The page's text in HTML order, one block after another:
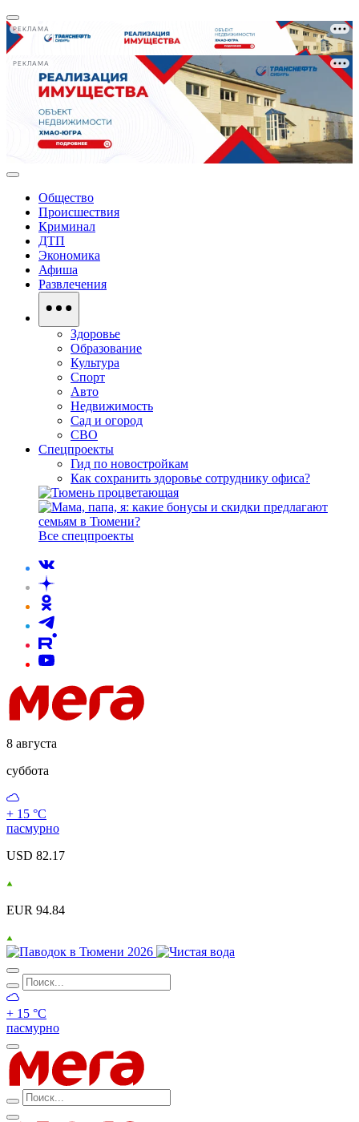
РЕКЛАМА
РЕКЛАМА
Общество
Происшествия
Криминал
ДТП
Экономика
Афиша
Развлечения
Здоровье
Образование
Культура
Спорт
Авто
Недвижимость
Сад и огород
СВО
Спецпроекты
Гид по новостройкам
Как сохранить здоровье сотруднику офиса?
Все спецпроекты
8 августа
суббота
+ 15 °С
пасмурно
USD 82.17
EUR 94.84
+ 15 °С
пасмурно